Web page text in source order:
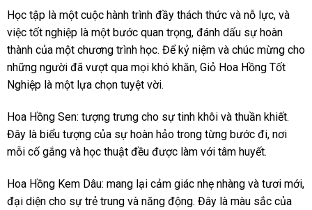
Học tập là một cuộc hành trình đầy thách thức và nỗ lực, và
việc tốt nghiệp là một bước quan trọng, đánh dấu sự hoàn
thành của một chương trình học. Để kỷ niệm và chúc mừng cho
những người đã vượt qua mọi khó khăn, Giỏ Hoa Hồng Tốt
Nghiệp là một lựa chọn tuyệt vời.
Hoa Hồng Sen: tượng trưng cho sự tinh khôi và thuần khiết.
Đây là biểu tượng của sự hoàn hảo trong từng bước đi, nơi
mỗi cố gắng và học thuật đều được làm với tâm huyết.
Hoa Hồng Kem Dâu: mang lại cảm giác nhẹ nhàng và tươi mới,
đại diện cho sự trẻ trung và năng động. Đây là màu sắc của